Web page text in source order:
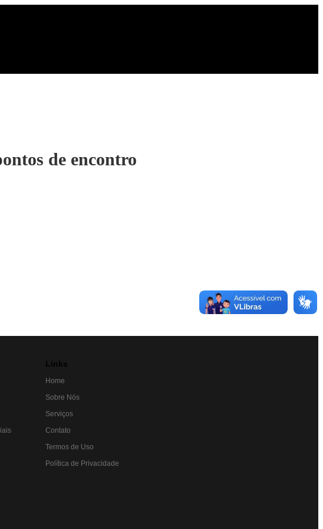
de encontro
Links
Home
Sobre Nós
Serviços
Contato
Termos de Uso
Política de Privacidade